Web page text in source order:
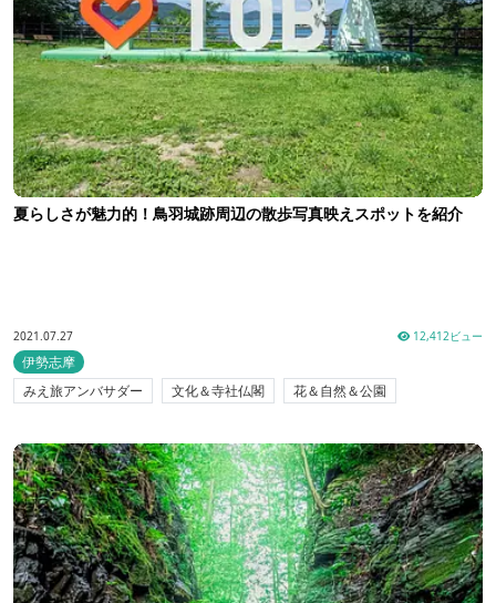
夏らしさが魅力的！鳥羽城跡周辺の散歩写真映えスポットを紹介
2021.07.27 12,412ビュー
伊勢志摩
みえ旅アンバサダー
文化＆寺社仏閣 花＆自然＆公園